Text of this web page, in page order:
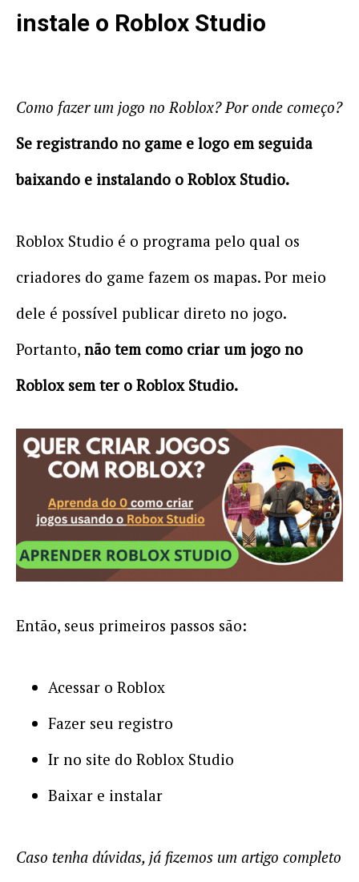
instale o Roblox Studio
Como fazer um jogo no Roblox? Por onde começo?
Se registrando no game e logo em seguida
baixando e instalando o Roblox Studio.
Roblox Studio é o programa pelo qual os
criadores do game fazem os mapas. Por meio
dele é possível publicar direto no jogo.
Portanto, não tem como criar um jogo no
Roblox sem ter o Roblox Studio.
Então, seus primeiros passos são:
Acessar o Roblox
Fazer seu registro
Ir no site do Roblox Studio
Baixar e instalar
Caso tenha dúvidas, já fizemos um artigo completo